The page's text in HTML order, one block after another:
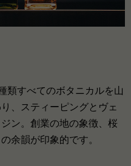
類すべてのボタニカルを山
、スティーピングとヴェ
ン。創業の地の象徴、桜
余韻が印象的です。